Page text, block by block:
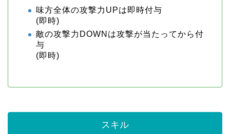
味方全体の攻撃力UPは即時付与
(即時)
敵の攻撃力DOWNは攻撃が当たってから付
与
(即時)
スキル